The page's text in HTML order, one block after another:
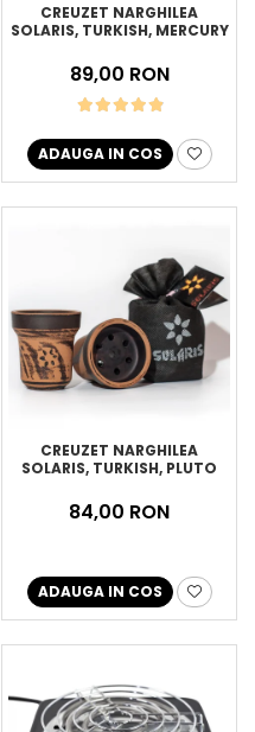
CREUZET NARGHILEA
SOLARIS, TURKISH, MERCURY
89,00 RON
ADAUGA IN COS
CREUZET NARGHILEA
SOLARIS, TURKISH, PLUTO
84,00 RON
ADAUGA IN COS